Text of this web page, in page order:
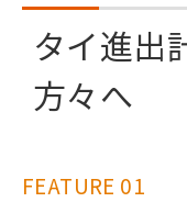
タイ進出
方々へ
FEATURE 01